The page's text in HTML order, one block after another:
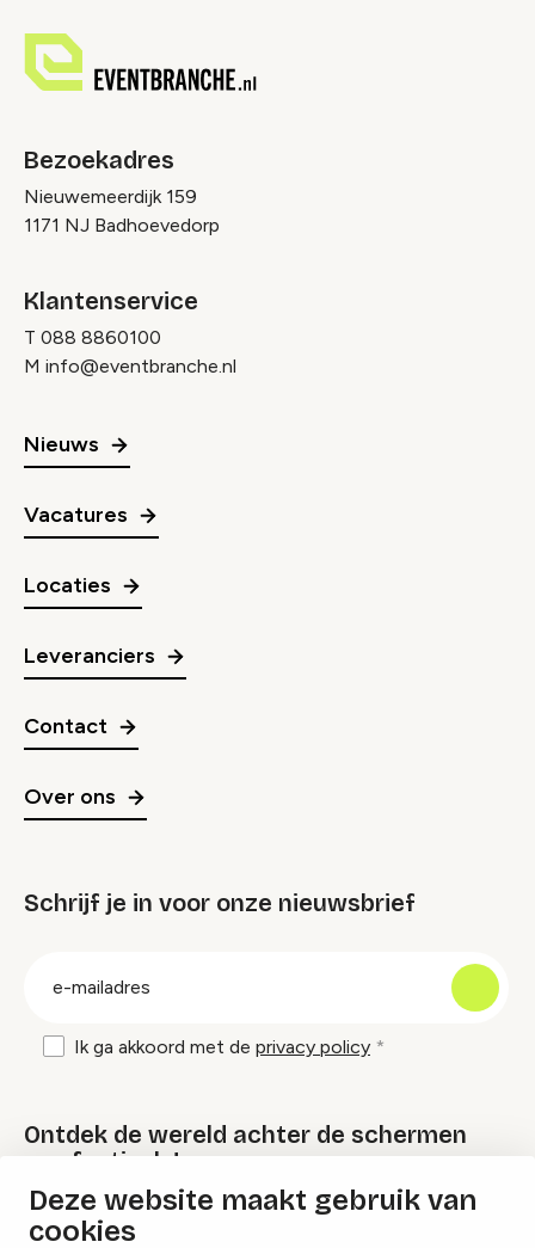
Deze website maakt gebruik van
cookies
Bezoekadres
Nieuwemeerdijk 159
1171 NJ Badhoevedorp
Klantenservice
T 088 8860100
M info@eventbranche.nl
Nieuws
Vacatures
Locaties
Leveranciers
Contact
Over ons
Schrijf je in voor onze nieuwsbrief
Ik ga akkoord met de privacy policy
Ontdek de wereld achter de schermen
van festivals!
Lees onze Festival Specials